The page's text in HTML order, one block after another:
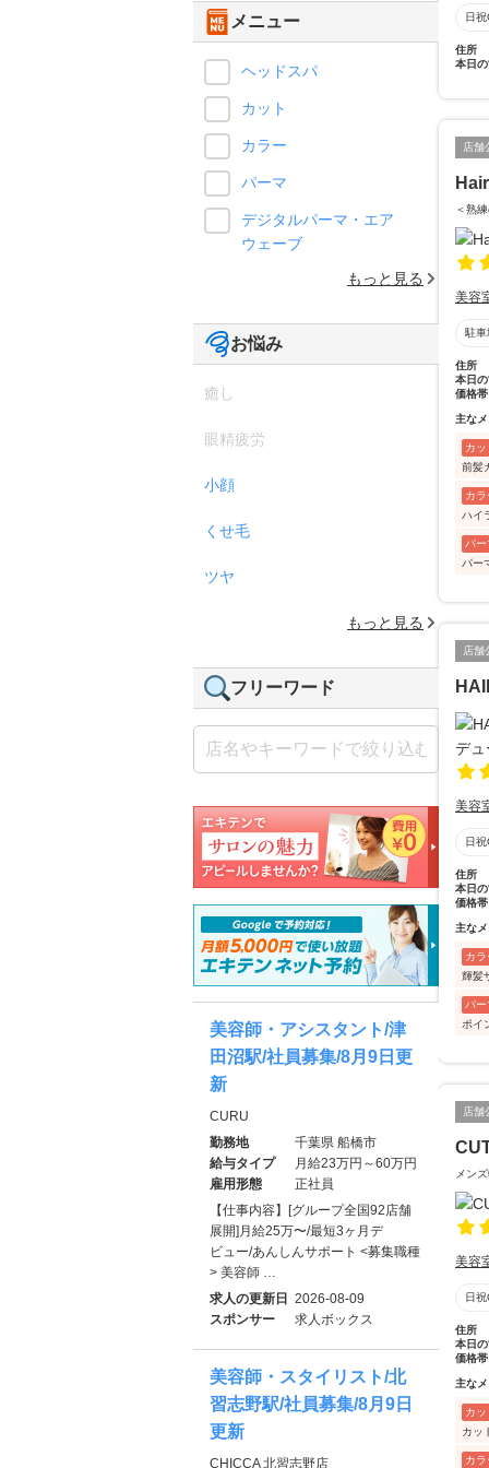
日
住所
本日
店舗
＜熟
美容
駐車
住所
本日
価格帯
主な
カッ
前髪
カラ
ハイ
パー
パー
店舗
美容
日
住所
本日
価格帯
主な
カラ
輝髪
パー
ポイ
店舗
メン
美容
日
住所
本日
価格帯
主な
カッ
カッ
カラ
メニュー
ヘッドスパ
カット
カラー
パーマ
デジタルパーマ・エア
ウェーブ
もっと見る
お悩み
癒し
眼精疲労
小顔
くせ毛
ツヤ
もっと見る
フリーワード
美容師・アシスタント/津
田沼駅/社員募集/8月9日更
新
CURU
勤務地
千葉県 船橋市
給与タイプ
月給23万円～60万円
雇用形態
正社員
【仕事内容】[グループ全国92店舗
展開]月給25万〜/最短3ヶ月デ
ビュー/あんしんサポート <募集職種
> 美容師 …
求人の更新日 2026-08-09
スポンサー
求人ボックス
美容師・スタイリスト/北
習志野駅/社員募集/8月9日
更新
CHICCA 北習志野店